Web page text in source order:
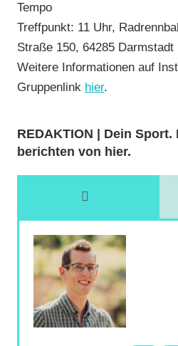
Tempo
Treffpunkt: 11 Uhr,
Straße 150, 64285 Darmstadt
Weitere Informationen auf
Gruppenlink hier.
REDAKTION | Dein Sport.
berichten von hier.